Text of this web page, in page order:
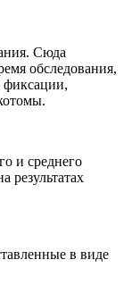
Сюда
обследования,
фиксации,
и среднего
результатах
в виде